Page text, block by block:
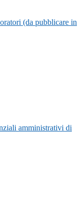
(da pubblicare in
amministrativi di